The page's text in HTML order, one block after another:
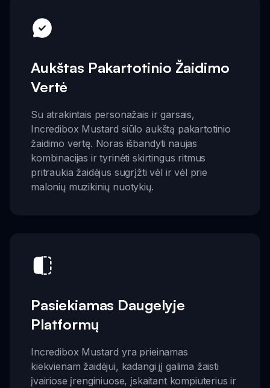
Aukštas Pakartotinio Žaidimo
Vertė
Su atrakintais personažais ir garsais,
Incredibox Mustard siūlo aukštą pakartotinio
žaidimo vertę. Noras išbandyti naujas
kombinacijas ir tyrinėti skirtingus ritmus
pritraukia žaidėjus sugrįžti vėl ir vėl prie
malonių muzikinių nuotykių.
Pasiekiamas Daugelyje
Platformų
Incredibox Mustard yra prieinamas
kiekvienam žaidėjui, kadangi jį galima žaisti
įvairiose įrenginiuose, įskaitant kompiuterius ir